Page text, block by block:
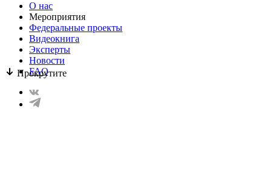
Прокрутите
О нас
Mероприятия
Федеральные проекты
Видеокнига
Эксперты
Новости
FAQ